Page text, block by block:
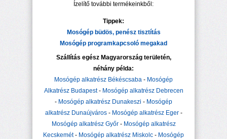
Ízelítő további termékeinkből:
Tippek:
Mosógép büdös, penész tisztítás
Mosógép programkapcsoló megakad
Szállítás egész Magyarország területén,
néhány példa:
Mosógép alkatrész Békéscsaba - Mosógép
Alkatrész Budapest- Mosógép alkatrész Debrecen
- Mosógép alkatrész Dunakeszi - Mosógép
alkatrész Dunaújváros- Mosógép alkatrész Eger-
Mosógép alkatrész Győr- Mosógép alkatrész
Kecskemét- Mosógép alkatrész Miskolc - Mosógép